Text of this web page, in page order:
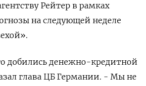
Рейтер в рамках
на следующей неделе
добились денежно-кредитной
глава ЦБ Германии. - Мы не